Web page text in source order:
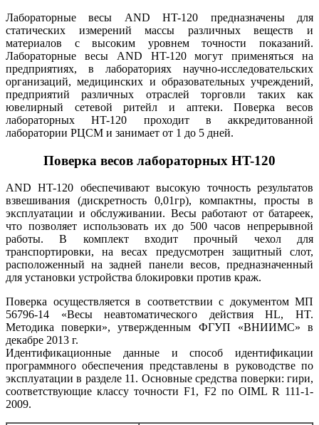
Лабораторные весы AND HT-120 предназначены для
статических измерений массы различных веществ и
материалов с высоким уровнем точности показаний.
Лабораторные весы AND HT-120
могут применяться на
предприятиях, в лабораториях научно-исследовательских
организаций, медицинских и образовательных учреждений,
предприятий различных отраслей торговли таких как
ювелирный сетевой ритейл и аптеки. Поверка весов
лабораторных HT-120 проходит в аккредитованной
лаборатории РЦСМ и занимает от 1 до 5 дней.
Поверка весов лабораторных HT-120
AND HT-120 обеспечивают высокую точность результатов
взвешивания (дискретность 0,01гр), компактны, просты в
эксплуатации и обслуживании. Весы работают от батареек,
что позволяет использовать их до 500 часов непрерывной
работы. В комплект входит прочный чехол для
транспортировки, на весах предусмотрен защитный слот,
расположенный на задней панели весов, предназначенный
для установки устройства блокировки против краж.
Поверка осуществляется в соответствии с документом МП
56796-14 «Весы неавтоматического действия HL, HT.
Методика поверки», утвержденным ФГУП «ВНИИМС» в
декабре 2013 г.
Идентификационные данные и способ идентификации
программного обеспечения представлены в руководстве по
эксплуатации в разделе 11. Основные средства поверки: гири,
соответствующие классу точности F1, F2 по OIML R 111-1-
2009.